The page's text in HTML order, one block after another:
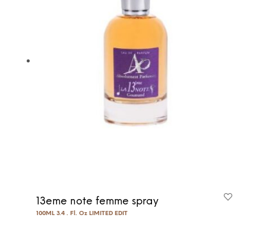
13eme note femme spray
100ML 3.4 . Fl. Oz LIMITED EDIT